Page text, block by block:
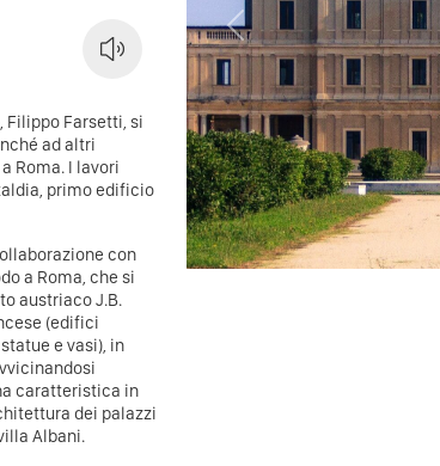
Farsetti, si
ad altri
Roma. I lavori
primo edificio
con
a Roma, che si
austriaco J.B.
(edifici
e vasi), in
caratteristica in
dei palazzi
Albani.
Previous